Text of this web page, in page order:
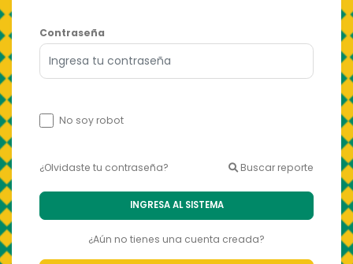
Contraseña
No soy robot
¿Olvidaste tu contraseña? Buscar reporte
INGRESA AL SISTEMA
¿Aún no tienes una cuenta creada?